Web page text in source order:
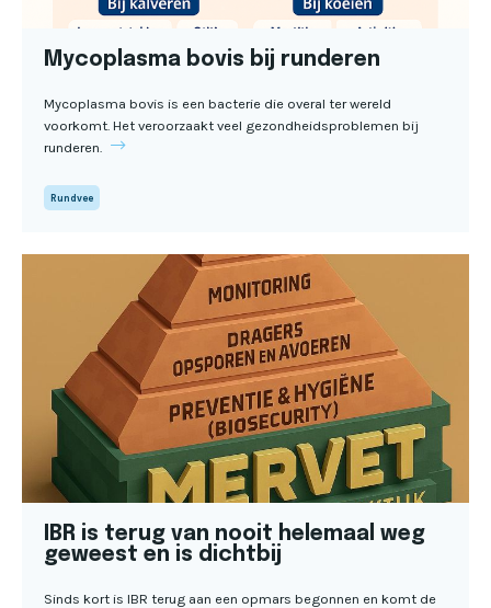
Mycoplasma bovis bij runderen
Mycoplasma bovis is een bacterie die overal ter wereld
voorkomt. Het veroorzaakt veel gezondheidsproblemen bij
runderen.
Rundvee
IBR is terug van nooit helemaal weg
geweest en is dichtbij
Sinds kort is IBR terug aan een opmars begonnen en komt de